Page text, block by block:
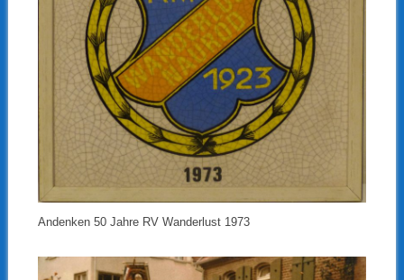
Andenken 50 Jahre RV Wanderlust 1973